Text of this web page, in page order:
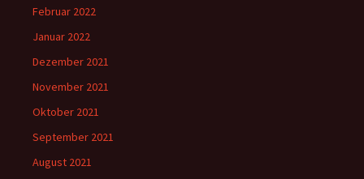
Februar 2022
Januar 2022
Dezember 2021
November 2021
Oktober 2021
September 2021
August 2021